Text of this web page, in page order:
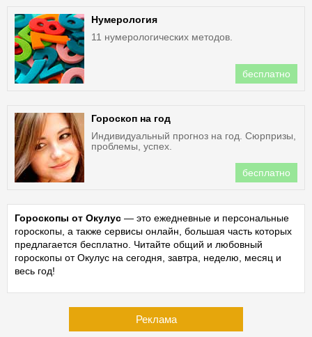
Нумерология
11 нумерологических методов.
бесплатно
Гороскоп на год
Индивидуальный прогноз на год. Сюрпризы,
проблемы, успех.
бесплатно
Гороскопы от Окулус — это ежедневные и персональные
гороскопы, а также сервисы онлайн, большая часть которых
предлагается бесплатно. Читайте общий и любовный
гороскопы от Окулус на сегодня, завтра, неделю, месяц и
весь год!
Реклама